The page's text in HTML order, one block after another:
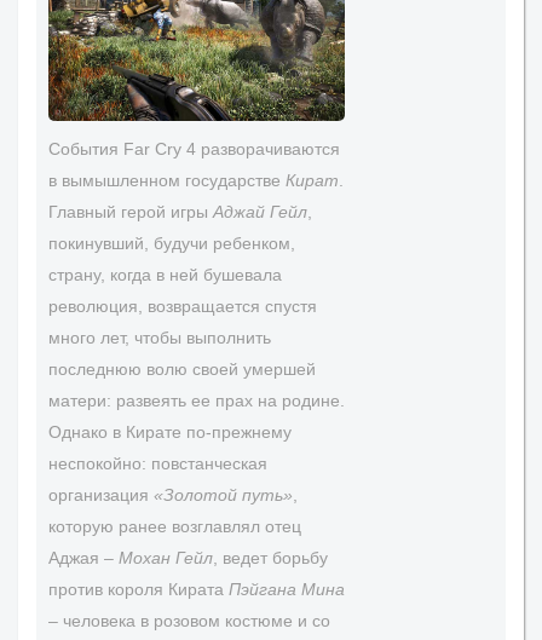
События Far Cry 4 разворачиваются
в вымышленном государстве Кират
Главный герой игры Аджай Гейл
покинувший, будучи ребенком,
страну, когда в ней бушевала
революция, возвращается спустя
много лет, чтобы выполнить
последнюю волю своей умершей
матери: развеять ее прах на родине.
Однако в Кирате по-прежнему
неспокойно: повстанческая
организация «Золотой путь»
которую ранее возглавлял отец
Аджая – Мохан Гейл , ведет борьбу
против короля Кирата Пэйгана Мина
– человека в розовом костюме и со